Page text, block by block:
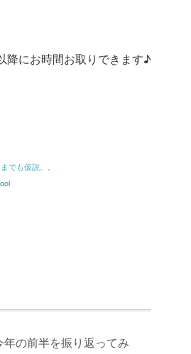
降にお時間お取りできます♪
でも仮説。。
年の前半を振り返ってみ